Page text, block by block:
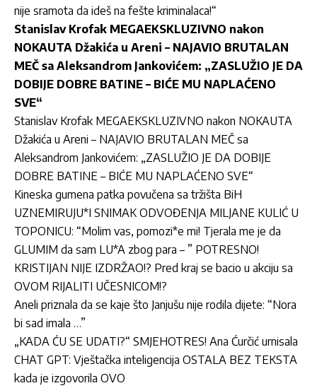
nije sramota da ideš na fešte kriminalaca!“
Stanislav Krofak MEGAEKSKLUZIVNO nakon
NOKAUTA Džakića u Areni – NAJAVIO BRUTALAN
MEČ sa Aleksandrom Jankovićem: „ZASLUŽIO JE DA
DOBIJE DOBRE BATINE – BIĆE MU NAPLAĆENO
SVE“
Stanislav Krofak MEGAEKSKLUZIVNO nakon NOKAUTA
Džakića u Areni – NAJAVIO BRUTALAN MEČ sa
Aleksandrom Jankovićem: „ZASLUŽIO JE DA DOBIJE
DOBRE BATINE – BIĆE MU NAPLAĆENO SVE“
Kineska gumena patka povučena sa tržišta BiH
UZNEMIRUJU*I SNIMAK ODVOĐENJA MILJANE KULIĆ U
TOPONICU: “Molim vas, pomozi*e mi! Tjerala me je da
GLUMIM da sam LU*A zbog para – ” POTRESNO!
KRISTIJAN NIJE IZDRŽAO!? Pred kraj se bacio u akciju sa
OVOM RIJALITI UČESNICOM!?
Aneli priznala da se kaje što Janjušu nije rodila dijete: “Nora
bi sad imala …”
„KADA ĆU SE UDATI?“ SMJEHOTRES! Ana Ćurčić urnisala
CHAT GPT: Vještačka inteligencija OSTALA BEZ TEKSTA
kada je izgovorila OVO